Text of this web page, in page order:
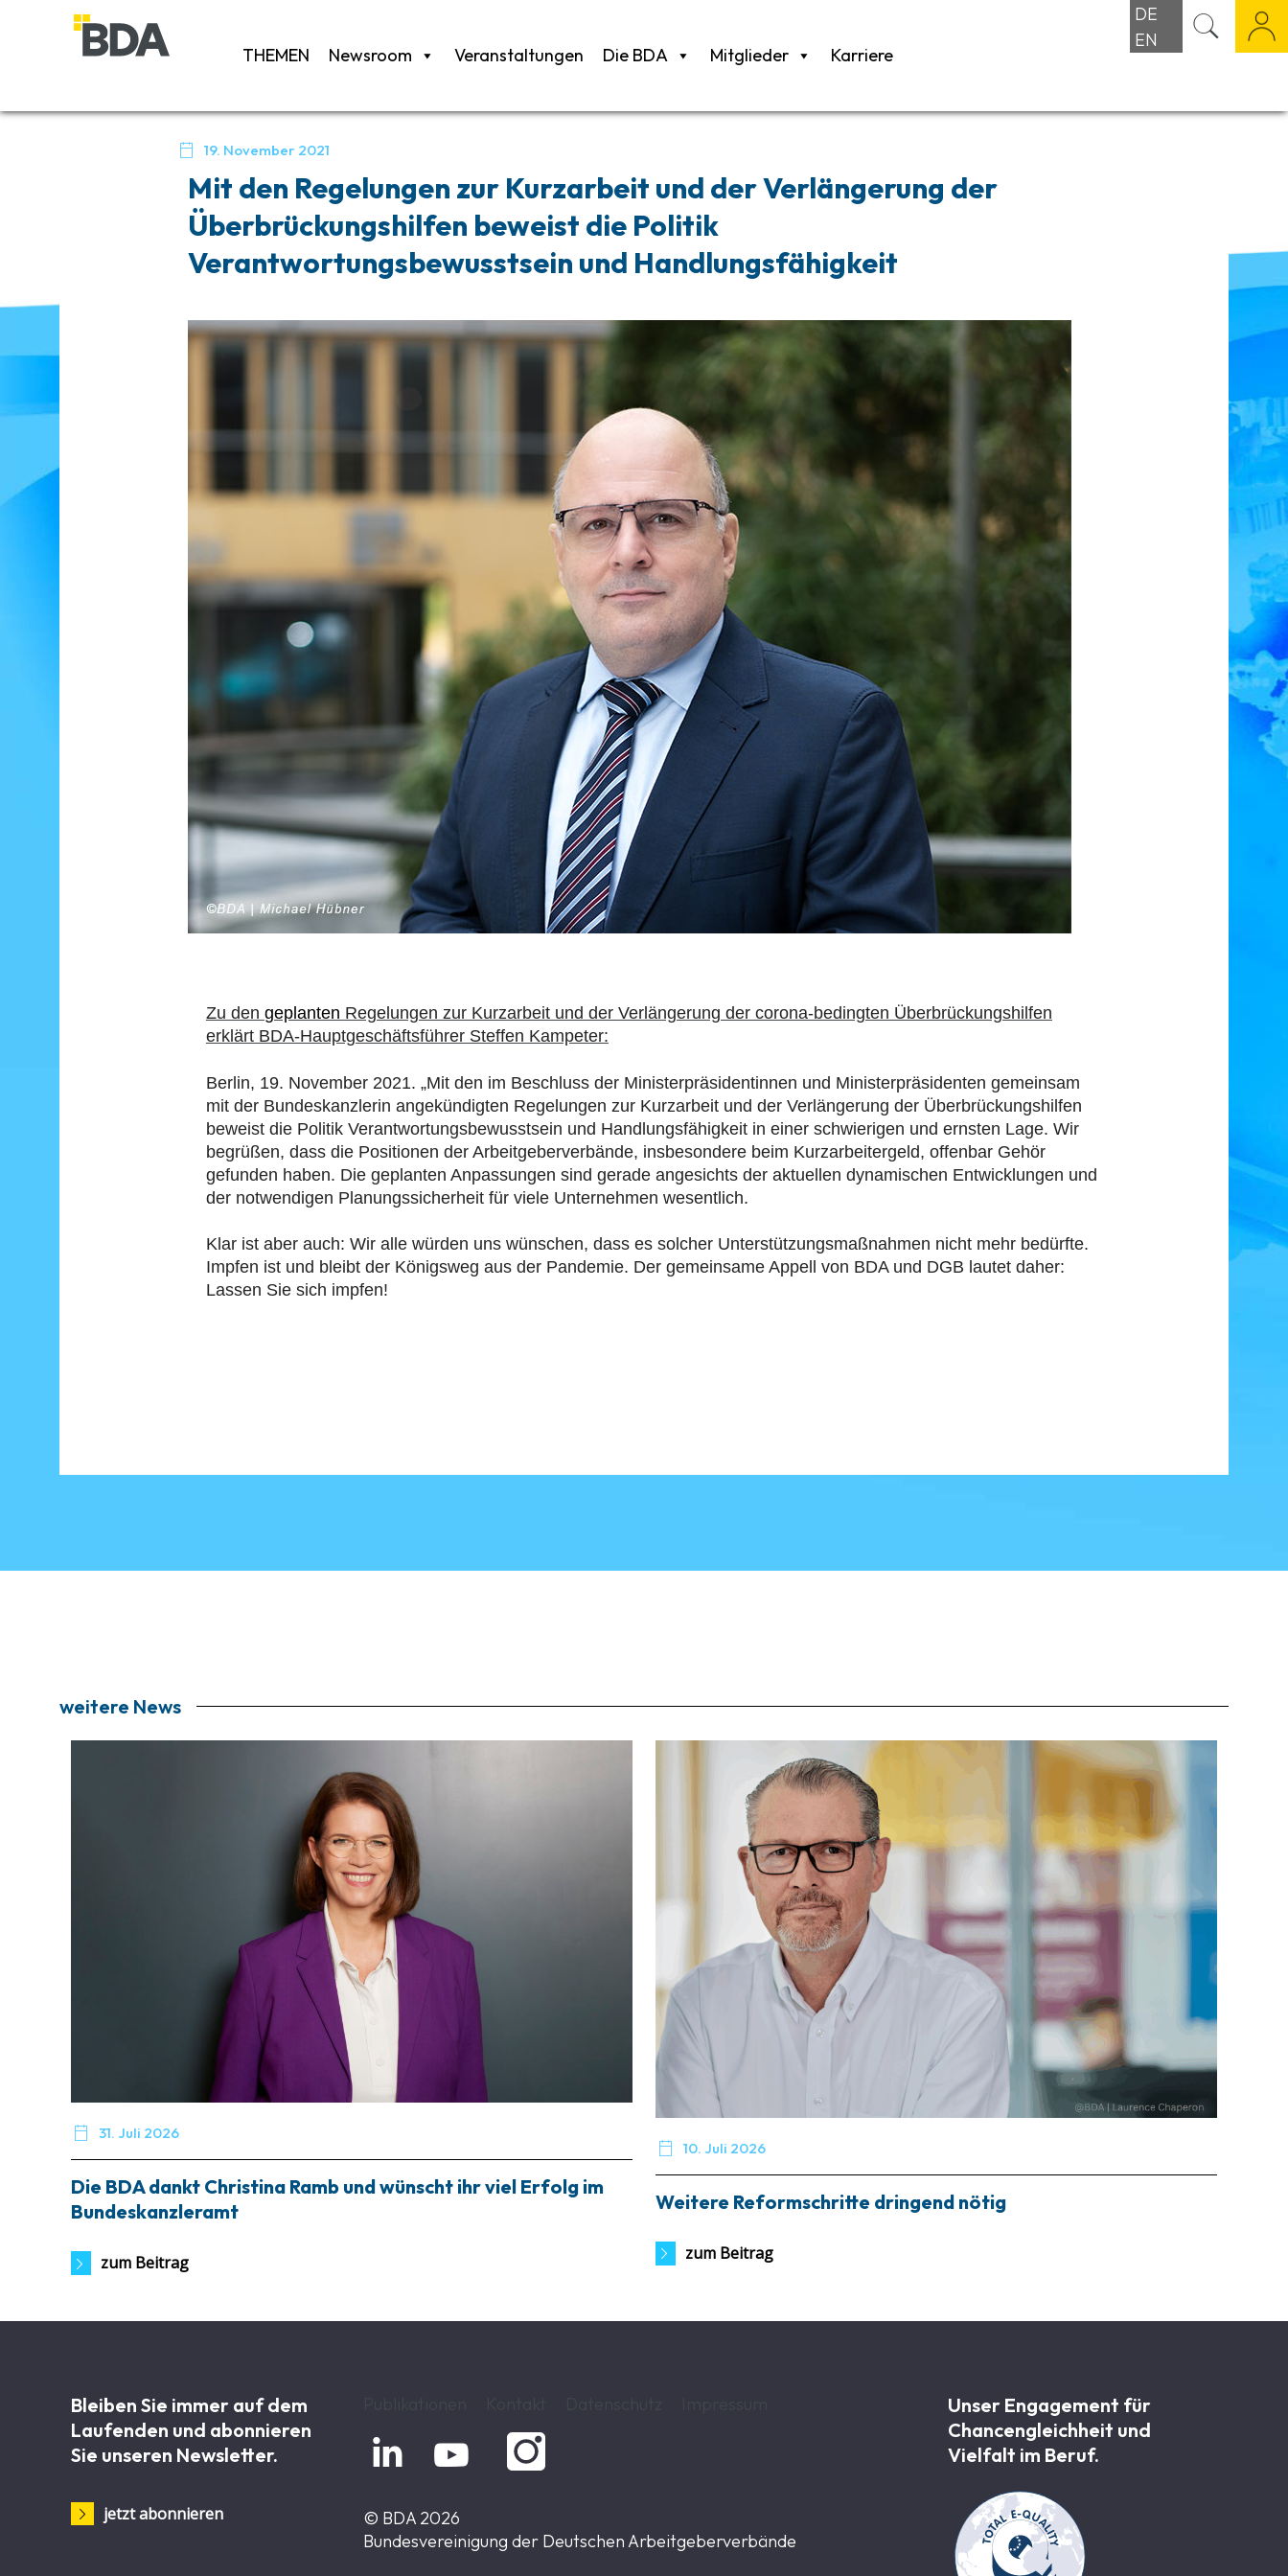
THEMEN Newsroom Veranstaltungen Die BDA Mitglieder Karriere
DE
EN
 19. November 2021
Mit den Regelungen zur Kurzarbeit und der Verlängerung der
Überbrückungshilfen beweist die Politik
Verantwortungsbewusstsein und Handlungsfähigkeit
Zu den geplanten Regelungen zur Kurzarbeit und der Verlängerung der corona-bedingten Überbrückungshilfen
erklärt BDA-Hauptgeschäftsführer Steffen Kampeter:
Berlin, 19. November 2021. „Mit den im Beschluss der Ministerpräsidentinnen und Ministerpräsidenten gemeinsam
mit der Bundeskanzlerin angekündigten Regelungen zur Kurzarbeit und der Verlängerung der Überbrückungshilfen
beweist die Politik Verantwortungsbewusstsein und Handlungsfähigkeit in einer schwierigen und ernsten Lage. Wir
begrüßen, dass die Positionen der Arbeitgeberverbände, insbesondere beim Kurzarbeitergeld, offenbar Gehör
gefunden haben. Die geplanten Anpassungen sind gerade angesichts der aktuellen dynamischen Entwicklungen und
der notwendigen Planungssicherheit für viele Unternehmen wesentlich.
Klar ist aber auch: Wir alle würden uns wünschen, dass es solcher Unterstützungsmaßnahmen nicht mehr bedürfte.
Impfen ist und bleibt der Königsweg aus der Pandemie. Der gemeinsame Appell von BDA und DGB lautet daher:
Lassen Sie sich impfen!
weitere News
 31. Juli 2026
Die BDA dankt Christina Ramb und wünscht ihr viel Erfolg im
Bundeskanzleramt
zum Beitrag
 10. Juli 2026
Weitere Reformschritte dringend nötig
zum Beitrag
Bleiben Sie immer auf dem
Laufenden und abonnieren
Sie unseren Newsletter.
jetzt abonnieren
 
© BDA 2026
Bundesvereinigung der Deutschen Arbeitgeberverbände
Unser Engagement für
Chancen­gleichheit und
Vielfalt im Beruf.